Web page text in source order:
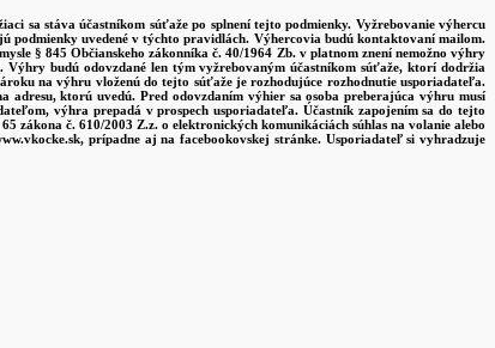
sa stáva účastníkom súťaže po splnení tejto podmienky. Vyžrebovanie výhercu
podmienky uvedené v týchto pravidlách. Výhercovia budú kontaktovaní mailom.
§ 845 Občianskeho zákonníka č. 40/1964 Zb. v platnom znení nemožno výhry
budú odovzdané len tým vyžrebovaným účastníkom súťaže, ktorí dodržia
na výhru vloženú do tejto súťaže je rozhodujúce rozhodnutie usporiadateľa.
adresu, ktorú uvedú. Pred odovzdaním výhier sa osoba preberajúca výhru musí
výhra prepadá v prospech usporiadateľa. Účastník zapojením sa do tejto
zákona č. 610/2003 Z.z. o elektronických komunikáciách súhlas na volanie alebo
prípadne aj na facebookovskej stránke. Usporiadateľ si vyhradzuje